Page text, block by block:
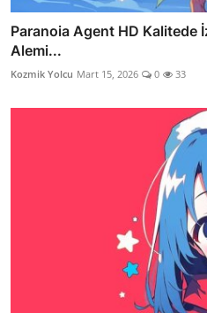
Paranoia Agent HD Kalitede
Alemi...
Kozmik Yolcu Mart 15, 2026 0 33